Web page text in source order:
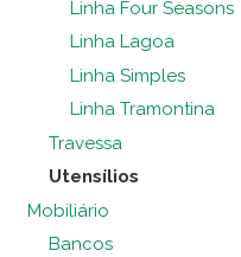
Linha Four Seasons
Linha Lagoa
Linha Simples
Linha Tramontina
Travessa
Utensílios
Mobiliário
Bancos